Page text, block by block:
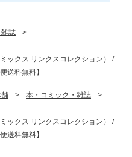
誌
>
ックス リンクスコレクション） /
送料無料】
舗 > 本・コミック・雑誌
>
ックス リンクスコレクション） /
送料無料】